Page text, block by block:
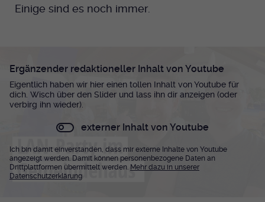
Einige sind es noch immer.
Ergänzender redaktioneller Inhalt von Youtube
Eigentlich haben wir hier einen tollen Inhalt von Youtube für
dich. Wisch über den Slider und lass ihn dir anzeigen (oder
verbirg ihn wieder).
externer Inhalt von Youtube
Ich bin damit einverstanden, dass mir externe Inhalte von Youtube
angezeigt werden. Damit können personenbezogene Daten an
Drittplattformen übermittelt werden. Mehr dazu in unserer
Datenschutzerklärung